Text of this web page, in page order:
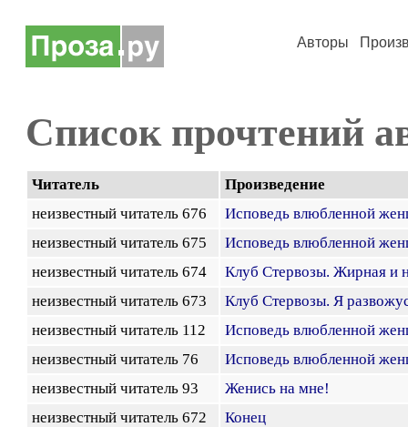
Авторы
Список прочтений
Читатель
Произведение
неизвестный читатель 676
Исповедь влюбленной
неизвестный читатель 675
Исповедь влюбленной
неизвестный читатель 674
Клуб Стервозы. Жирная и
неизвестный читатель 673
Клуб Стервозы. Я
неизвестный читатель 112
Исповедь влюбленной
неизвестный читатель 76
Исповедь влюбленной
неизвестный читатель 93
Женись на мне!
неизвестный читатель 672
Конец